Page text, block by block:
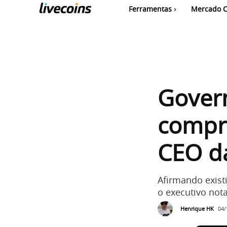
Ferramentas Mercado
CEO
Afirmando
o executivo
Henrique HK 04/